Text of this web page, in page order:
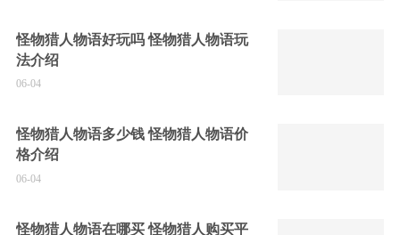
怪物猎人物语好玩吗 怪物猎人物语玩
法介绍
06-04
怪物猎人物语多少钱 怪物猎人物语价
格介绍
06-04
怪物猎人物语在哪买 怪物猎人购买平